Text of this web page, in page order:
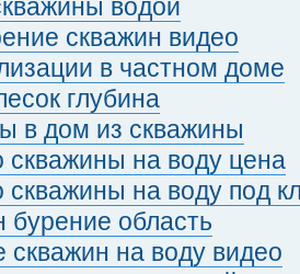
водой
скважин видео
в частном доме
глубина
в дом из скважины
скважины на воду цена
скважины на воду под
бурение область
скважин на воду видео